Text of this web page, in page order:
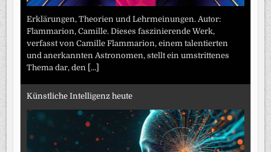
Erklärungen, Theorien und Lehrmeinungen. Autor:
Flammarion, Camille. Dieses faszinierende Werk,
verfasst von Camille Flammarion, einem talentierten
und anerkannten Astronomen, stellt ein umstrittenes
Thema dar, den [...]
Künstliche Intelligenz heute